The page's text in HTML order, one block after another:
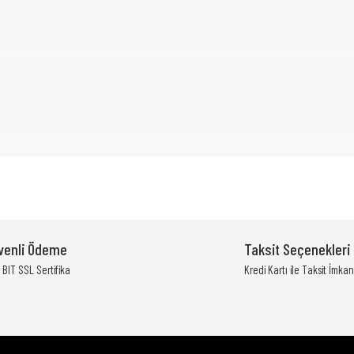
Ödeme
SSL Sertifika
Taksit Seçenekleri
Kredi Kartı ile Taksit